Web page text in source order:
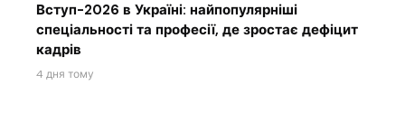
Вступ-2026 в Україні: найпопулярніші
спеціальності та професії, де зростає дефіцит
кадрів
4 дня тому